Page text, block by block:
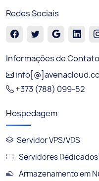
Redes Sociais
Informações de Contato
+373 (788) 099-52
Hospedagem
Servidor VPS/VDS
Servidores Dedicados
Armazenamento em